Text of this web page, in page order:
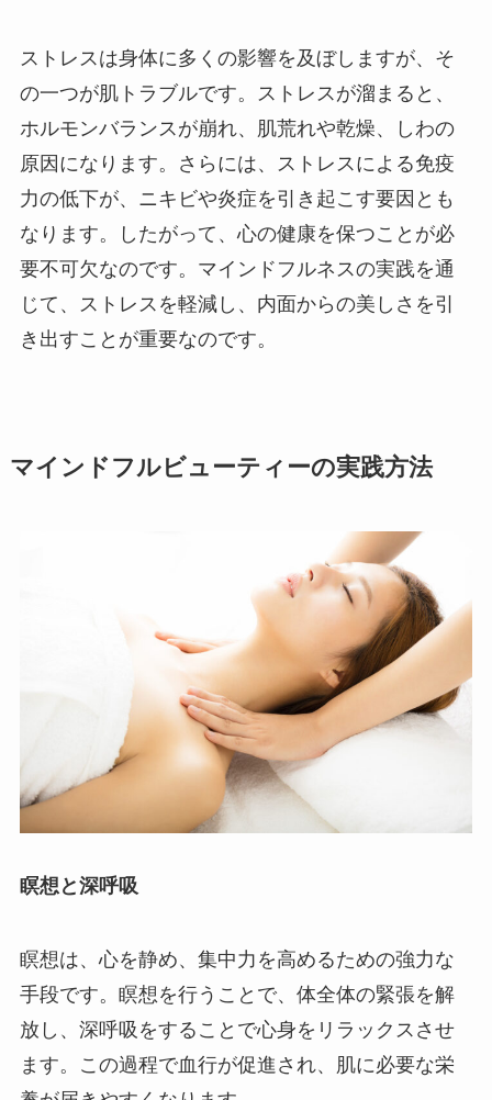
ストレスは身体に多くの影響を及ぼしますが、そ
の一つが肌トラブルです。ストレスが溜まると、
ホルモンバランスが崩れ、肌荒れや乾燥、しわの
原因になります。さらには、ストレスによる免疫
力の低下が、ニキビや炎症を引き起こす要因とも
なります。したがって、心の健康を保つことが必
要不可欠なのです。マインドフルネスの実践を通
じて、ストレスを軽減し、内面からの美しさを引
き出すことが重要なのです。
マインドフルビューティーの実践方法
瞑想と深呼吸
瞑想は、心を静め、集中力を高めるための強力な
手段です。瞑想を行うことで、体全体の緊張を解
放し、深呼吸をすることで心身をリラックスさせ
ます。この過程で血行が促進され、肌に必要な栄